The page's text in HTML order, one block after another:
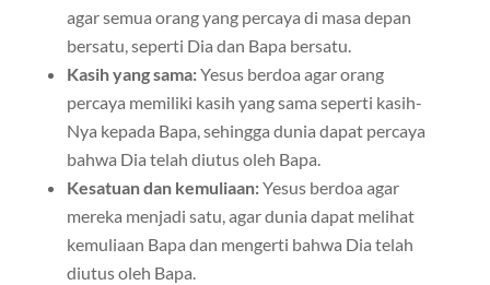
agar semua orang yang percaya di masa depan
bersatu, seperti Dia dan Bapa bersatu.
Kasih yang sama:Yesus berdoa agar orang
percaya memiliki kasih yang sama seperti kasih-
Nya kepada Bapa, sehingga dunia dapat percaya
bahwa Dia telah diutus oleh Bapa.
Kesatuan dan kemuliaan:Yesus berdoa agar
mereka menjadi satu, agar dunia dapat melihat
kemuliaan Bapa dan mengerti bahwa Dia telah
diutus oleh Bapa.